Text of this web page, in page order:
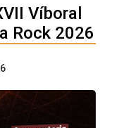
Víboral
Rock 2026